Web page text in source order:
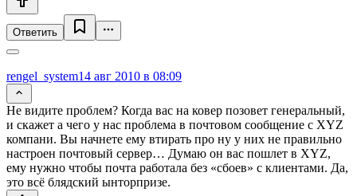
Ответить
rengel_system14 авг 2010 в 08:09
Не видите проблем? Когда вас на ковер позовет генеральный,
и скажет а чего у нас проблема в почтовом сообщение с XYZ
компани. Вы начнете ему втирать про ну у них не правильно
настроен почтовый сервер… Думаю он вас пошлет в XYZ,
ему нужно чтобы почта работала без «сбоев» c клиентами. Да,
это всё блядский ынторпризе.